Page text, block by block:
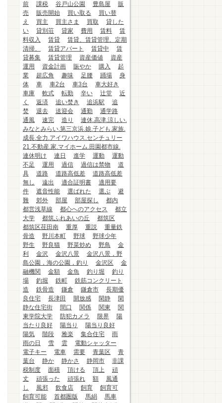
前
課税 谷戸山公園 豊島屋
販
売
販売開始 買い取る
買い替
え
買主 買主さま 買取
貸した
い
貸別荘 貸家 費用 賃料
賃
料収入
賃貸
賃貸、賃貸管理、定期
清掃、
賃貸アパート 賃貸中
賃
貸募集
賃貸管理 資産価値
資産
運用
資金計画 賑やか 購入
起
業
超広角 趣味 足腰 踊場
身
体
車 車2台 車3台
車大好き
車庫
軟式 転勤 辛い 辻堂
近
く
返済 追い焚き 追浜駅
追
焚
退去 送迎会 通勤
通学路
通風
速完 造り
連休.高津.涼しい.
みなとみらい.第三京浜.娘.子ども.家族.
成長.全力.アイワハウス.センチュリー
21.不動産.家.マイホーム.田園都市線.
連休明け
連日 進学 運動
運動
不足
運用 過信 過信は禁物
道
具
道路 道路高低差
道路高低差
無し
遠出 適合証明書
適用要
件
遮音性能 選ばれた 選ぶ
避
難
郊外 部屋 部屋探し
都内
都営浅草線
都心へのアクセス
都立
大学
都筑ふれあいの丘
都筑区
都筑区荏田南
重厚 重説
重量鉄
骨造
野川本町 野球
野球少年
野生
野良猫 野菜炒め 野鳥
金
利
金沢 金沢八景
金沢八景，野
島公園，海の公園，釣り
金沢区
金
融機関
金額 金魚 釣り堀
釣り
場
釣堀 鉄町
鉄筋コンクリート
造
鉄骨造 鎌倉 鎌倉市
長期優
良住宅
長津田 開放感 閑静
閑
静な住宅街
間口 関係 関東
関
東学院大学
防犯カメラ 限界
陽
当たり良好
陽当り
陽当り良好
陽気
階段 雅楽 集合住宅
雨
雨の日
雪 雲
電動シャッター
電子キー
電車 需要 青葉区
青
葉台
静か 静かさ 静岡市
非課
税制度
面積 頂ける 頂上
頑
丈
頑張った 頑張れ 額
風通
し
風邪 飲食店 飼育
飼育可
飼育可能
首都圏版 馬絹
馬車